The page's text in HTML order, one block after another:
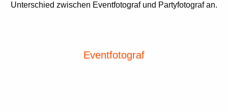
Unterschied zwischen Eventfotograf und Partyfotograf an.
Eventfotograf